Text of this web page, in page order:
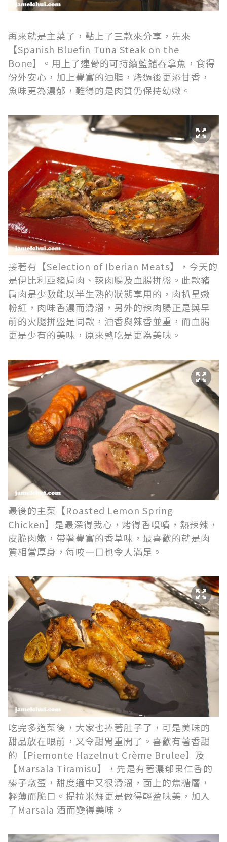
再來就是主菜了，點上了三款來分享，先來
【Spanish Bluefin Tuna Steak on the
Bone】。用上了連骨的可持續藍鰭吞拿魚，食得
份外安心，加上豐富的油脂，烤過後更添甘香，
魚味更為濃郁，難得的是肉質仍保持幼嫩。
接著有【Selection of Iberian Meats】，今天的
是伊比利亞豬肩肉、辣肉腸及血腸拼盤。此款豬
肩肉是少數能以半生熟的狀態享用的，肉扒呈嫩
粉紅，肉味香濃而滑溜，另外的辣肉腸正是與早
前的火腿拼盤是同款，油香與辣香並重，而血腸
更是少有的美味，原來熱吃是更為美味。
最後的主菜【Roasted Lemon Spring
Chicken】是最深得我心，烤得香噴噴，熱辣辣，
皮脆肉嫩，帶著豐富的香草味，最喜歡的就是肉
質相當厚身，每咬一口也令人滿足。
吃完多道菜後，大家也捧著肚子了，可是美味的
甜品放在眼前，又令甜胃重開了。喜歡有著香甜
的【Piemonte Hazelnut Crème Brulee】及
【Marsala Tiramisu】，先是有著濃郁果仁香的
榛子燉蛋，甜度適中又很滑溜，面上的焦糖層，
輕薄而脆口。提拉米蘇更是做得輕盈味美，加入
了Marsala 酒而變得美味。